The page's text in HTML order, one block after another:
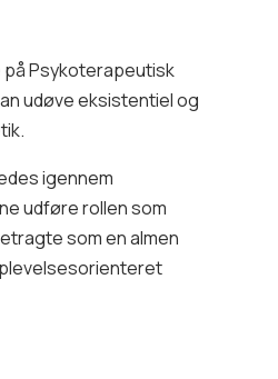
på Psykoterapeutisk
udøve eksistentiel og
igennem
udføre rollen som
som en almen